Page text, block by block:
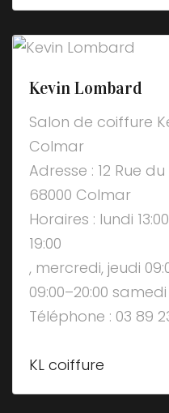
Kevin Lombard
Salon de coiffure
Colmar
Adresse : 12 Rue
68000 Colmar
Horaires : lundi
19:00
, mercredi, jeudi
09:00–20:00 samedi
Téléphone : 03 89
KL coiffure